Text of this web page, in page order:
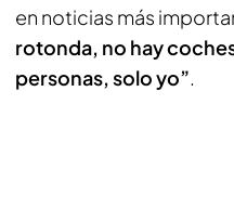
en noticias más
rotonda, no hay
personas, solo yo”.